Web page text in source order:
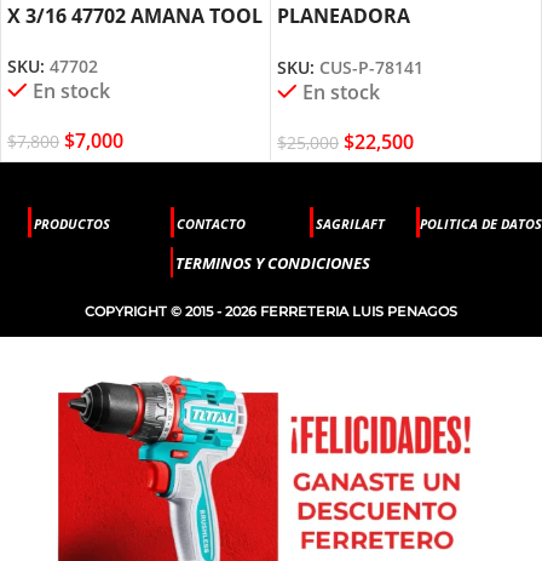
X 3/16 47702 AMANA TOOL
SKU: 47702
En stock
$7,800 $7,000
PLANEADORA
AMANA TOOL
SKU: CUS-P-78141
En stock
$25,000 $22,500
PRODUCTOS CONTACTO SAGRILAFT POLITICA DE DATOS
TERMINOS Y CONDICIONES
COPYRIGHT © 2015 - 2026 FERRETERIA LUIS PENAGOS